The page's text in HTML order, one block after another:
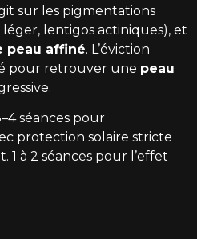
sur les pigmentations
lentigos actiniques), et
peau affiné. L’éviction
pour retrouver une peau
séances pour
protection solaire stricte
1 à 2 séances pour l’effet